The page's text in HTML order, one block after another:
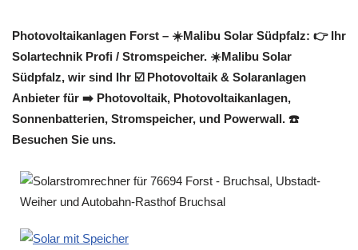
Photovoltaikanlagen Forst – ☀️Malibu Solar Südpfalz: 👉 Ihr
Solartechnik Profi / Stromspeicher. ☀️Malibu Solar
Südpfalz, wir sind Ihr ☑️ Photovoltaik & Solaranlagen
Anbieter für ➡️ Photovoltaik, Photovoltaikanlagen,
Sonnenbatterien, Stromspeicher, und Powerwall. ☎️
Besuchen Sie uns.